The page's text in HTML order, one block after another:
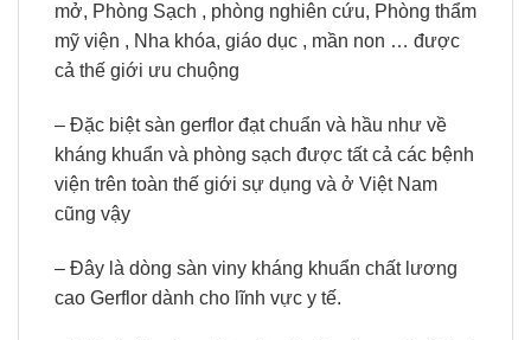
mở, Phòng Sạch , phòng nghiên cứu, Phòng thẩm
mỹ viện , Nha khóa, giáo dục , mần non … được
cả thế giới ưu chuộng
– Đặc biệt sàn gerflor đạt chuẩn và hầu như về
kháng khuẩn và phòng sạch được tất cả các bệnh
viện trên toàn thế giới sự dụng và ở Việt Nam
cũng vậy
– Đây là dòng sàn viny kháng khuẩn chất lương
cao Gerflor dành cho lĩnh vực y tế.